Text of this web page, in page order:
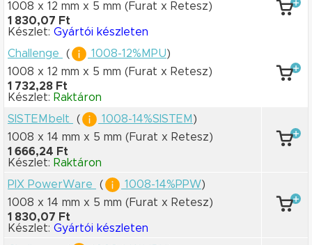
1008 x 12 mm x 5 mm (Furat x Retesz)
1 830,07 Ft
Készlet: Gyártói készleten
Challenge
( 1008-12%MPU)
1008 x 12 mm x 5 mm (Furat x Retesz)
1 732,28 Ft
Készlet: Raktáron
SISTEMbelt
( 1008-14%SISTEM )
1008 x 14 mm x 5 mm (Furat x Retesz)
1 666,24 Ft
Készlet: Raktáron
PIX PowerWare
( 1008-14%PPW)
1008 x 14 mm x 5 mm (Furat x Retesz)
1 830,07 Ft
Készlet: Gyártói készleten